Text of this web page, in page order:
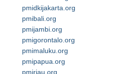
pmidkijakarta.org
pmibali.org
pmijambi.org
pmigorontalo.org
pmimaluku.org
pmipapua.org
pmiriau.org